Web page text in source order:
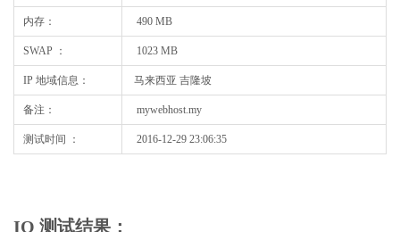
内存： 490 MB
SWAP ： 1023 MB
IP 地域信息： 马来西亚 吉隆坡
备注： mywebhost.my
测试时间 ： 2016-12-29 23:06:35
IO 测试结果：